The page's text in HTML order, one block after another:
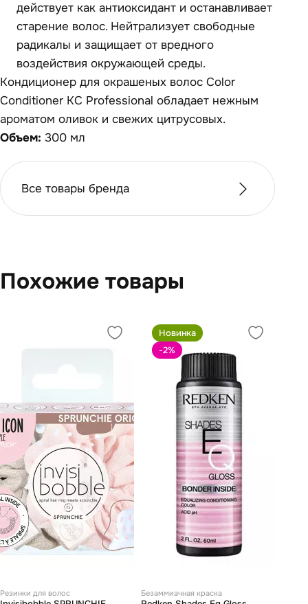
действует как антиоксидант и останавливает
старение волос. Нейтрализует свободные
радикалы и защищает от вредного
воздействия окружающей среды.
Кондиционер для окрашеных волос Color
Conditioner KC Professional обладает нежным
ароматом оливок и свежих цитрусовых.
Объем: 300 мл
Все товары бренда
Похожие товары
Резинки для волос
Новинка
-2%
Безаммиачная краска